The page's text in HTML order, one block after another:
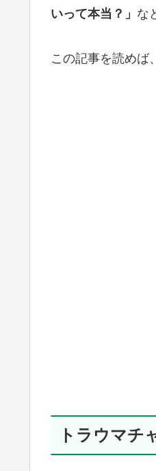
いって本当？」 な
この記事を読めば
トラウマチ